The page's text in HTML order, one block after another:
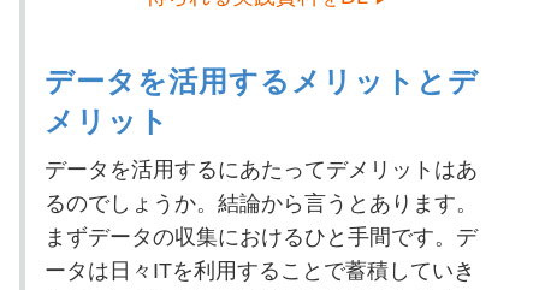
データを活用するメリットとデ
メリット
データを活用するにあたってデメリットはあ
るのでしょうか。結論から言うとあります。
まずデータの収集におけるひと手間です。デ
ータは日々ITを利用することで蓄積していき